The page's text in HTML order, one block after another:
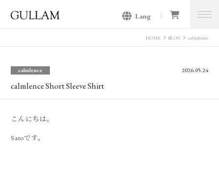
Lang
HOME BLOG calmlence
calmlence 2026.05.24
calmlence Short Sleeve Shirt
こんにちは。
Satoです。